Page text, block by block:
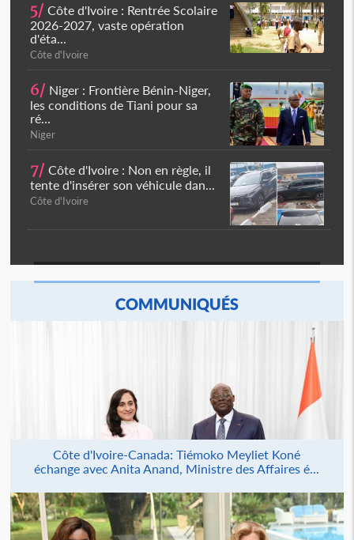
5/ Côte d'Ivoire : Rentrée Scolaire
2026-2027, vaste opération
d'éta...
Côte d'Ivoire
6/ Niger : Frontière Bénin-Niger,
les conditions de Tiani pour sa
ré...
Niger
7/ Côte d'Ivoire : Non en règle, il
tente d'insérer son véhicule dan...
Côte d'Ivoire
COMMUNIQUÉS
Côte d'Ivoire-Canada: Tiémoko Meyliet Koné
échange avec Anita Anand, Ministre des Affaires é...